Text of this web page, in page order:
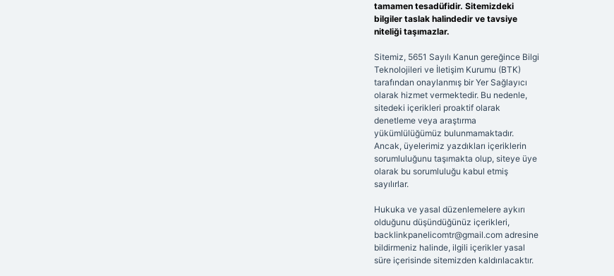
tamamen tesadüfidir. Sitemizdeki
bilgiler taslak halindedir ve tavsiye
niteliği taşımazlar.
Sitemiz, 5651 Sayılı Kanun gereğince Bilgi
Teknolojileri ve İletişim Kurumu (BTK)
tarafından onaylanmış bir Yer Sağlayıcı
olarak hizmet vermektedir. Bu nedenle,
sitedeki içerikleri proaktif olarak
denetleme veya araştırma
yükümlülüğümüz bulunmamaktadır.
Ancak, üyelerimiz yazdıkları içeriklerin
sorumluluğunu taşımakta olup, siteye üye
olarak bu sorumluluğu kabul etmiş
sayılırlar.
Hukuka ve yasal düzenlemelere aykırı
olduğunu düşündüğünüz içerikleri,
backlinkpanelicomtr@gmail.comadresine
bildirmeniz halinde, ilgili içerikler yasal
süre içerisinde sitemizden kaldırılacaktır.